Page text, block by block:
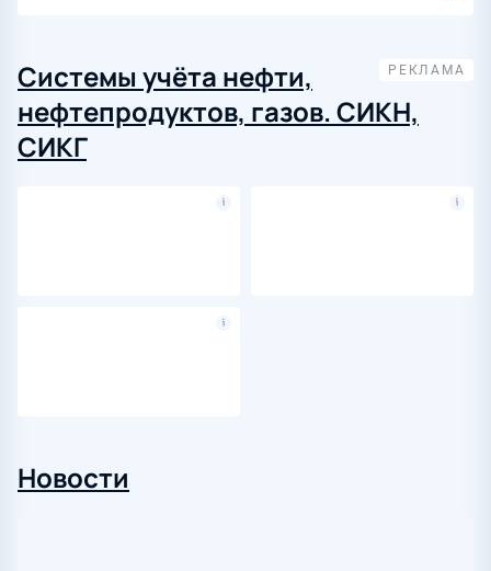
Системы учёта нефти,
нефтепродуктов, газов. СИКН,
СИКГ
Новости